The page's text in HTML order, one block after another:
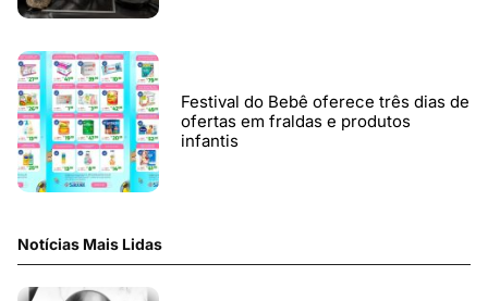
Festival do Bebê oferece três dias de
ofertas em fraldas e produtos
infantis
Notícias Mais Lidas